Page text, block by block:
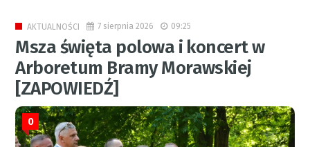
AKTUALNOŚCI 7 sierpnia 2026 09:25
Msza święta polowa i koncert w
Arboretum Bramy Morawskiej
[ZAPOWIEDŹ]
0